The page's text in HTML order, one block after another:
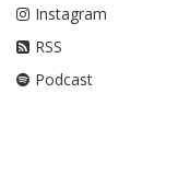
Instagram
RSS
Podcast